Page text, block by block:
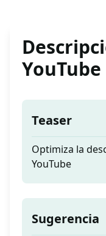
YouTube
Teaser
Optimiza la
YouTube
Sugerencia